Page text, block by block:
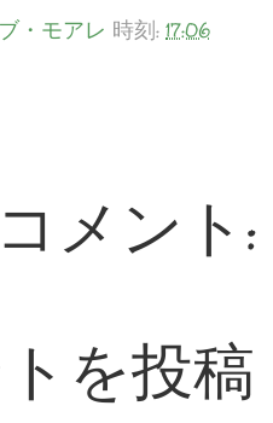
・モアレ 時刻: 17:06
メント:
を投稿